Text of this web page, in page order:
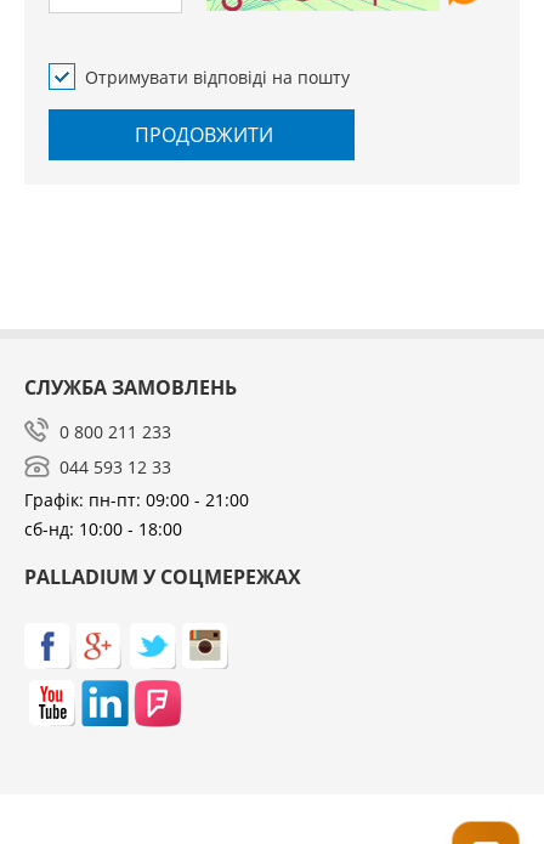
Отримувати відповіді на пошту
ПРОДОВЖИТИ
СЛУЖБА ЗАМОВЛЕНЬ
0 800 211 233
044 593 12 33
Графік: пн-пт: 09:00 - 21:00
сб-нд: 10:00 - 18:00
PALLADIUM У СОЦМЕРЕЖАХ